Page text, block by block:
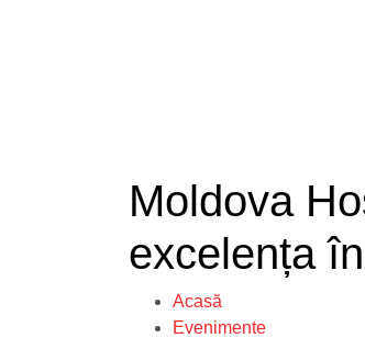
Moldova
excelența
Acasă
Evenimente